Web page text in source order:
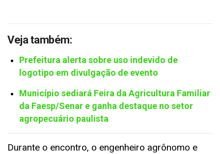
Veja também:
Prefeitura alerta sobre uso indevido de
logotipo em divulgação de evento
Município sediará Feira da Agricultura Familiar
da Faesp/Senar e ganha destaque no setor
agropecuário paulista
Durante o encontro, o engenheiro agrônomo e